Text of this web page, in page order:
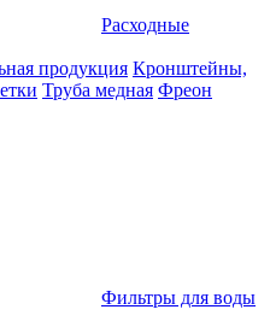
Расходные
продукция Кронштейны,
Труба медная Фреон
Фильтры для воды